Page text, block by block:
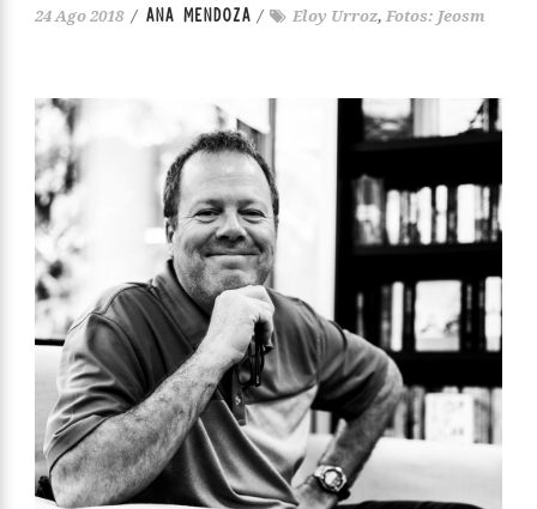
24 Ago 2018 / ANA MENDOZA / Eloy Urroz, Fotos: Jeosm